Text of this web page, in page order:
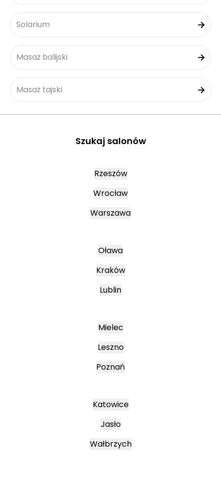
Solarium
Masaż balijski
Masaż tajski
Szukaj salonów
Rzeszów
Wrocław
Warszawa
Oława
Kraków
Lublin
Mielec
Leszno
Poznań
Katowice
Jasło
Wałbrzych